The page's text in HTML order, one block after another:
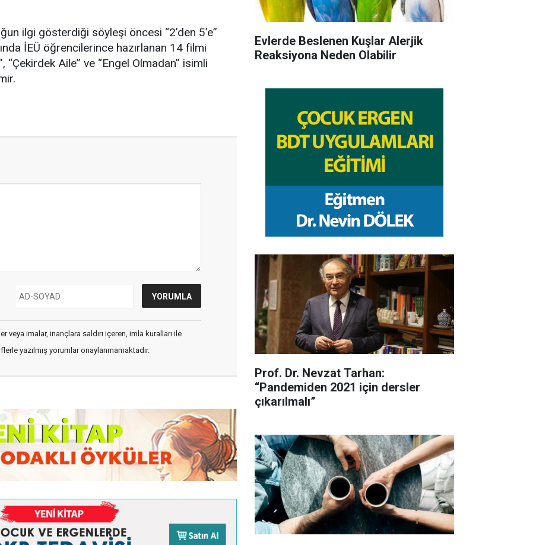
ilgi gösterdiği söyleşi öncesi “2’den 5’e”
İEÜ öğrencilerince hazırlanan 14 filmi
“Çekirdek Aile” ve “Engel Olmadan” isimli
veya imalar, inançlara saldırı içeren, imla kuralları ile
yazılmış yorumlar onaylanmamaktadır.
Evlerde Beslenen Kuşlar Alerjik
Reaksiyona Neden Olabilir
Prof. Dr. Nevzat Tarhan:
“Pandemiden 2021 için dersler
çıkarılmalı”